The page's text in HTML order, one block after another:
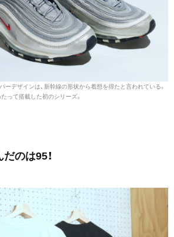
ーデザインは、新幹線の形状から着想を得たと言われている。
って搭載した初のシリーズ。
のは95！